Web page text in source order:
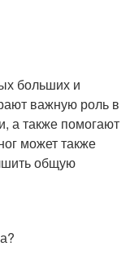
больших и
важную роль в
а также помогают
может также
общую